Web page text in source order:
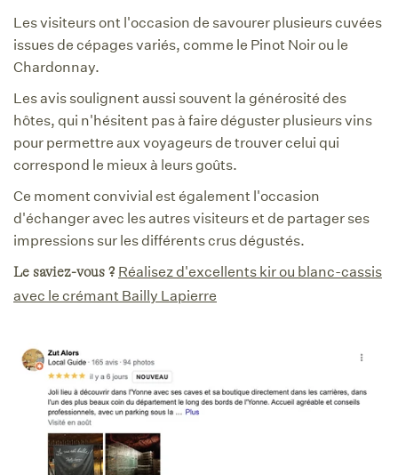
Les visiteurs ont l'occasion de savourer plusieurs cuvées
issues de cépages variés, comme le Pinot Noir ou le
Chardonnay.
Les avis soulignent aussi souvent la générosité des
hôtes, qui n'hésitent pas à faire déguster plusieurs vins
pour permettre aux voyageurs de trouver celui qui
correspond le mieux à leurs goûts.
Ce moment convivial est également l'occasion
d'échanger avec les autres visiteurs et de partager ses
impressions sur les différents crus dégustés.
Le saviez-vous ? Réalisez d'excellents kir ou blanc-cassis
avec le crémant Bailly Lapierre